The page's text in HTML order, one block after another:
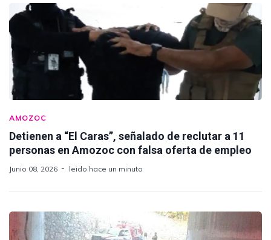
AMOZOC
Detienen a “El Caras”, señalado de reclutar a 11
personas en Amozoc con falsa oferta de empleo
Junio 08, 2026 leido hace un minuto